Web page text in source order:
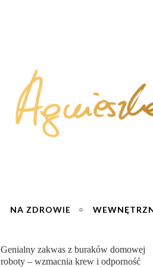
NA ZDROWIE
„Przemiana” Podróż do siły i wolności :)